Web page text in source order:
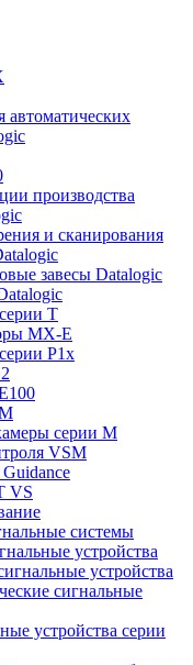
автоматических
производства
и сканирования
завесы Datalogic
T
MX-E
P1x
серии M
VSM
VS
системы
устройства
устройства
сигнальные
устройства серии